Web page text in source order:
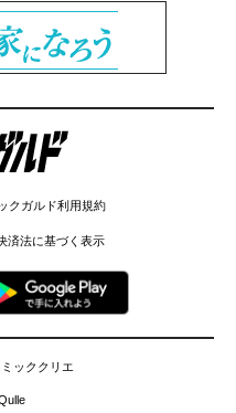
ルド
クガルド利用規約
済法に基づく表示
ミッククリエ